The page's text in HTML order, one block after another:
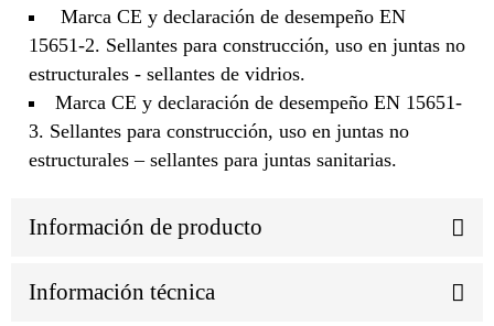
Marca CE y declaración de desempeño EN
15651-2. Sellantes para construcción, uso en juntas no
estructurales - sellantes de vidrios.
Marca CE y declaración de desempeño EN 15651-
3. Sellantes para construcción, uso en juntas no
estructurales – sellantes para juntas sanitarias.
Información de producto
Información técnica